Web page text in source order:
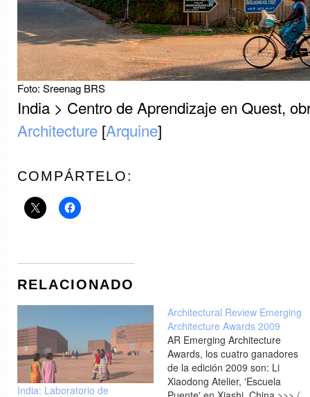
Foto: Sreenag BRS
India > Centro de Aprendizaje en Quest,
Architecture[Arquine]
COMPÁRTELO:
RELACIONADO
India: Laboratorio de
Architectural Review Emerging
Architecture Awards 2009
AR Emerging Architecture
Awards, los cuatro ganadores
de la edición 2009 son: Li
Xiaodong Atelier, 'Escuela